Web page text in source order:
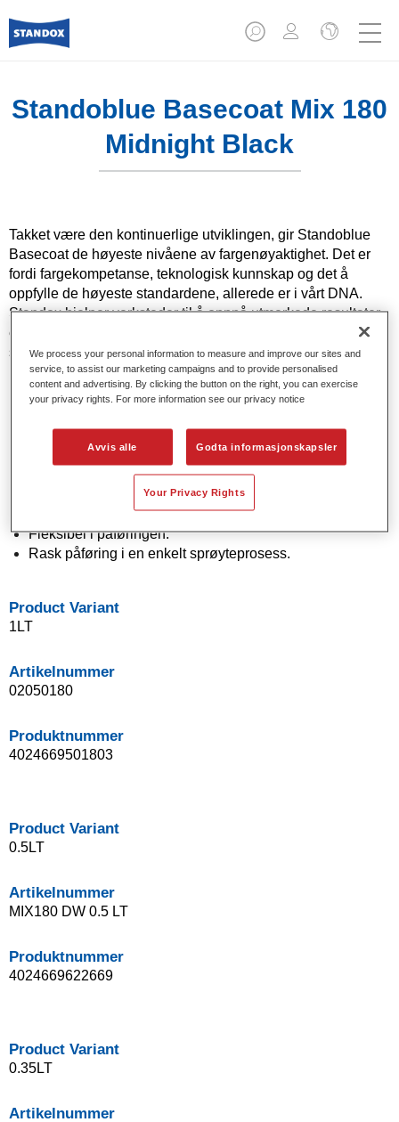
Standoblue Basecoat Mix 180
Midnight Black
Takket være den kontinuerlige utviklingen, gir Standoblue
Basecoat de høyeste nivåene av fargenøyaktighet. Det er
fordi fargekompetanse, teknologisk kunnskap og det å
oppfylle de høyeste standardene, allerede er i vårt DNA.
Standox hjelper verksteder til å oppnå utmerkede resultater,
enten det gjelder reparasjoner i hverdagen eller de mest
spesielle og utfordrende.
Produktfunksjoner
Eksepsjonell fargenøyaktighet.
Utmerket flekkekontroll.
Fremragende flytegenskaper.
Gode utflekkingsegenskaper for jevne overganger og
usynlige reparasjoner.
Fleksibel i påføringen.
Rask påføring i en enkelt sprøyteprosess.
Product Variant
1LT
Artikelnummer
02050180
Produktnummer
4024669501803
Product Variant
0.5LT
Artikelnummer
MIX180 DW 0.5 LT
Produktnummer
4024669622669
Product Variant
0.35LT
Artikelnummer
We process your personal information to measure and improve our sites and
service, to assist our marketing campaigns and to provide personalised
content and advertising. By clicking the button on the right, you can exercise
your privacy rights. For more information see our privacy notice
Avvis alle Godta informasjonskapsler
Your Privacy Rights